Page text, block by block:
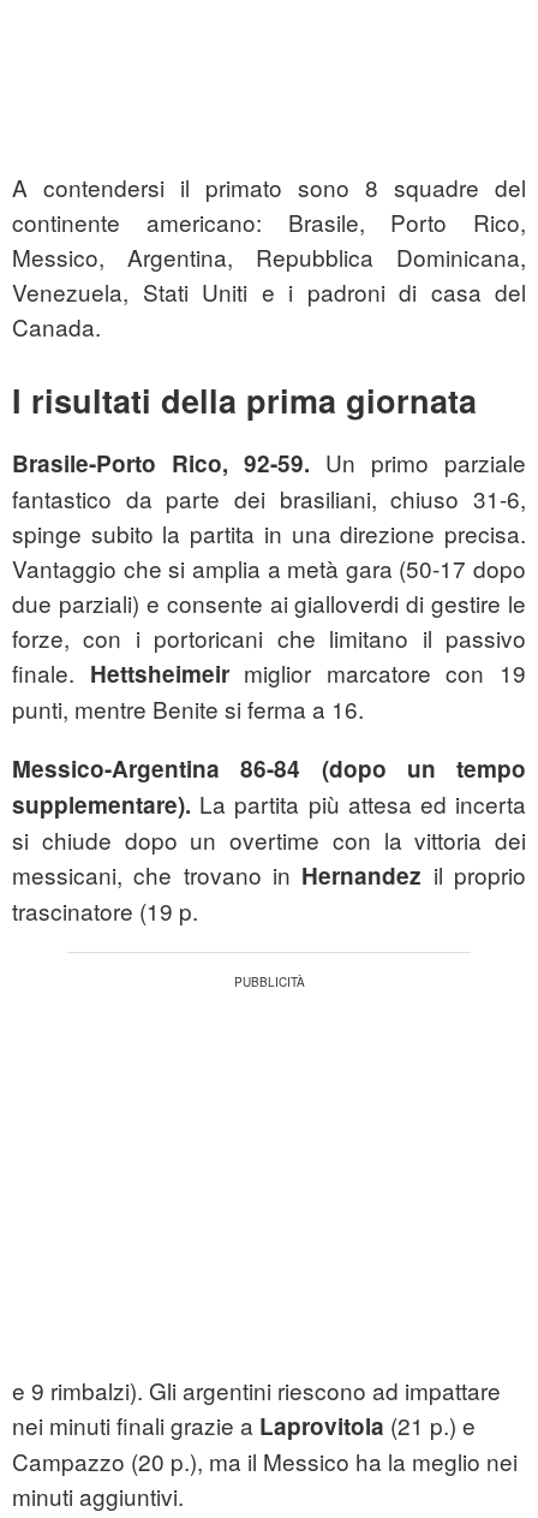
A contendersi il primato sono 8 squadre del
continente americano: Brasile, Porto Rico,
Messico, Argentina, Repubblica Dominicana,
Venezuela, Stati Uniti e i padroni di casa del
Canada.
I risultati della prima giornata
Brasile-Porto Rico, 92-59. Un primo parziale
fantastico da parte dei brasiliani, chiuso 31-6,
spinge subito la partita in una direzione precisa.
Vantaggio che si amplia a metà gara (50-17 dopo
due parziali) e consente ai gialloverdi di gestire le
forze, con i portoricani che limitano il passivo
finale. Hettsheimeirmiglior marcatore con 19
punti, mentre Benite si ferma a 16.
Messico-Argentina 86-84 (dopo un tempo
supplementare). La partita più attesa ed incerta
si chiude dopo un overtime con la vittoria dei
messicani, che trovano in Hernandez il proprio
trascinatore (19 p.
e 9 rimbalzi). Gli argentini riescono ad impattare
nei minuti finali grazie a Laprovitola (21 p.) e
Campazzo (20 p.), ma il Messico ha la meglio nei
minuti aggiuntivi.